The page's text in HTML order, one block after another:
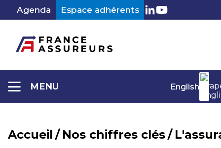
contenu
Agenda Espace adhérents LinkedIn
Youtube
MENU English
Accueil / Nos chiffres clés/